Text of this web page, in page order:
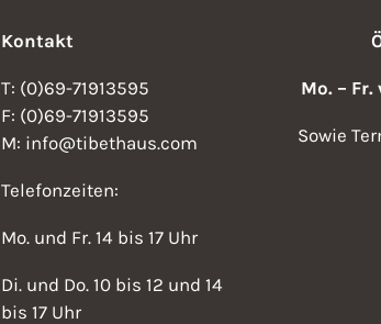
Kontakt
T: (0)69-71913595
F: (0)69-71913595
M: info@tibethaus.com
Telefonzeiten:
Mo. und Fr. 14 bis 17 Uhr
Di. und Do. 10 bis 12 und 14
bis 17 Uhr
Mo. –
Sowie